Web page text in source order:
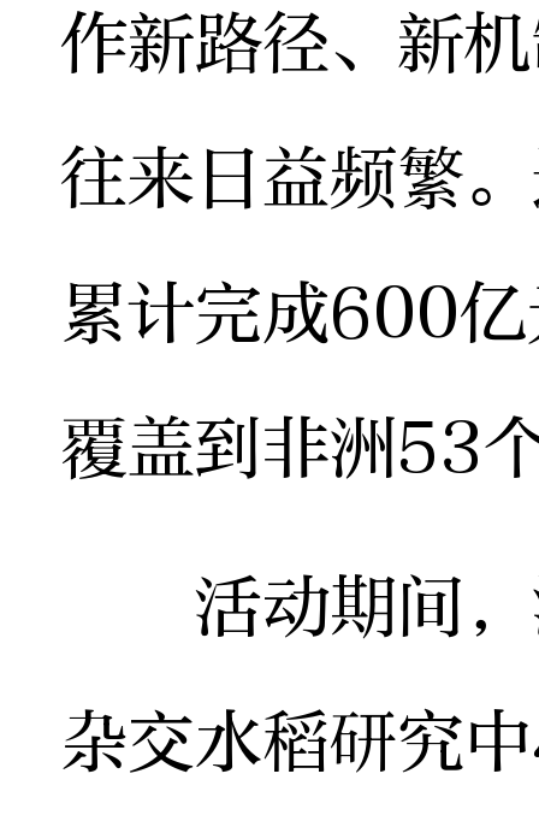
作新路径、新
往来日益频繁
累计完成600
覆盖到非洲53
活动期间，
杂交水稻研究